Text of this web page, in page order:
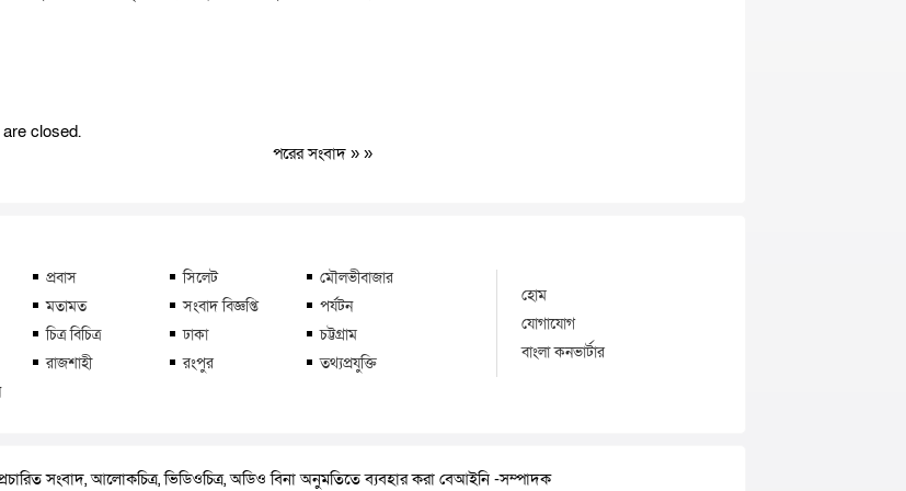
closed.
পরের সংবাদ » »
প্রবাস সিলেট
মৌলভীবাজার
মতামত সংবাদ বিজ্ঞপ্তি
পর্যটন
চিত্র বিচিত্র ঢাকা
চট্টগ্রাম
রাজশাহী রংপুর
তথ্যপ্রযুক্তি
হোম
যোগাযোগ
বাংলা কনভার্টার
সংবাদ, আলোকচিত্র, ভিডিওচিত্র, অডিও বিনা অনুমতিতে ব্যবহার করা বেআইনি -সম্পাদক